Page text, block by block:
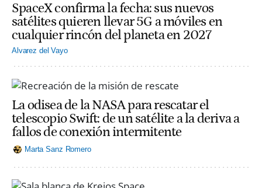
SpaceX confirma la fecha: sus nuevos
satélites quieren llevar 5G a móviles en
cualquier rincón del planeta en 2027
Alvarez del Vayo
La odisea de la NASA para rescatar el
telescopio Swift: de un satélite a la deriva a
fallos de conexión intermitente
Marta Sanz Romero